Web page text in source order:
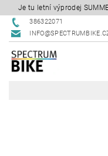
Je tu letní výprodej
386322071